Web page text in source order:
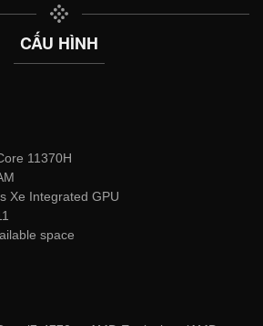
CẤU HÌNH
11370H
Xe Integrated GPU
space